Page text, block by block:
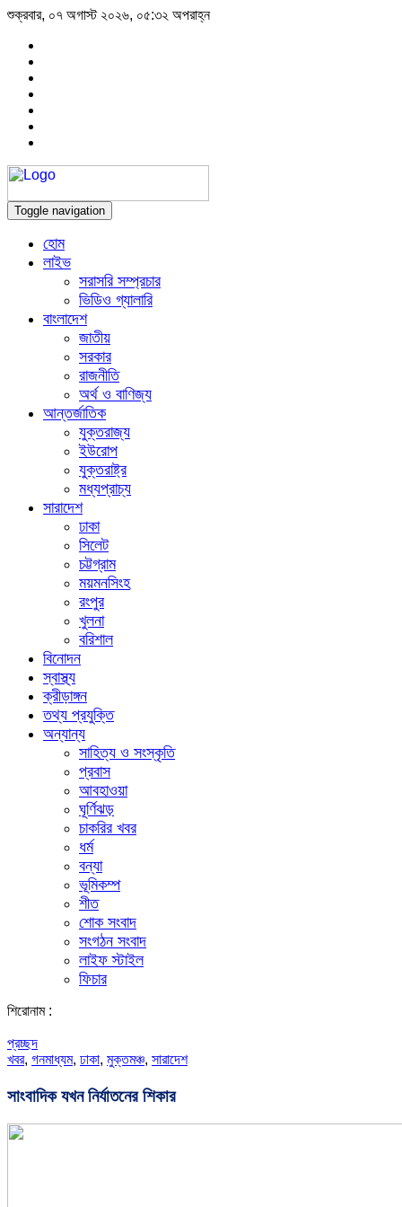
শুক্রবার, ০৭ অগাস্ট ২০২৬, ০৫:৩২ অপরাহ্ন
Toggle navigation
হোম
লাইভ
সরাসরি সম্প্রচার
ভিডিও গ্যালারি
বাংলাদেশ
জাতীয়
সরকার
রাজনীতি
অর্থ ও বাণিজ্য
আন্তর্জাতিক
যুক্তরাজ্য
ইউরোপ
যুক্তরাষ্ট্র
মধ্যপ্রাচ্য
সারাদেশ
ঢাকা
সিলেট
চট্টগ্রাম
ময়মনসিংহ
রংপুর
খুলনা
বরিশাল
বিনোদন
স্বাস্থ্য
ক্রীড়াঙ্গন
তথ্য প্রযুক্তি
অন্যান্য
সাহিত্য ও সংস্কৃতি
প্রবাস
আবহাওয়া
ঘূর্ণিঝড়
চাকরির খবর
ধর্ম
বন্যা
ভূমিকম্প
শীত
শোক সংবাদ
সংগঠন সংবাদ
লাইফ স্টাইল
ফিচার
শিরোনাম :
প্রচ্ছদ
খবর, গনমাধ্যম, ঢাকা, মুক্তমঞ্চ, সারাদেশ
সাংবাদিক যখন নির্যাতনের শিকার